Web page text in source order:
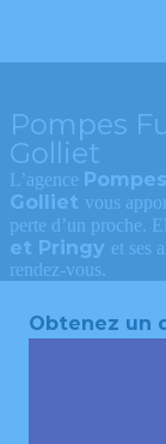
Pompes
Golliet
L’agence
Golliet vous
perte d’un proche.
et Pringy et ses
rendez-vous.
Obtenez un